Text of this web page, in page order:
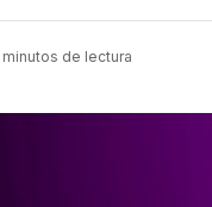
minutos de lectura